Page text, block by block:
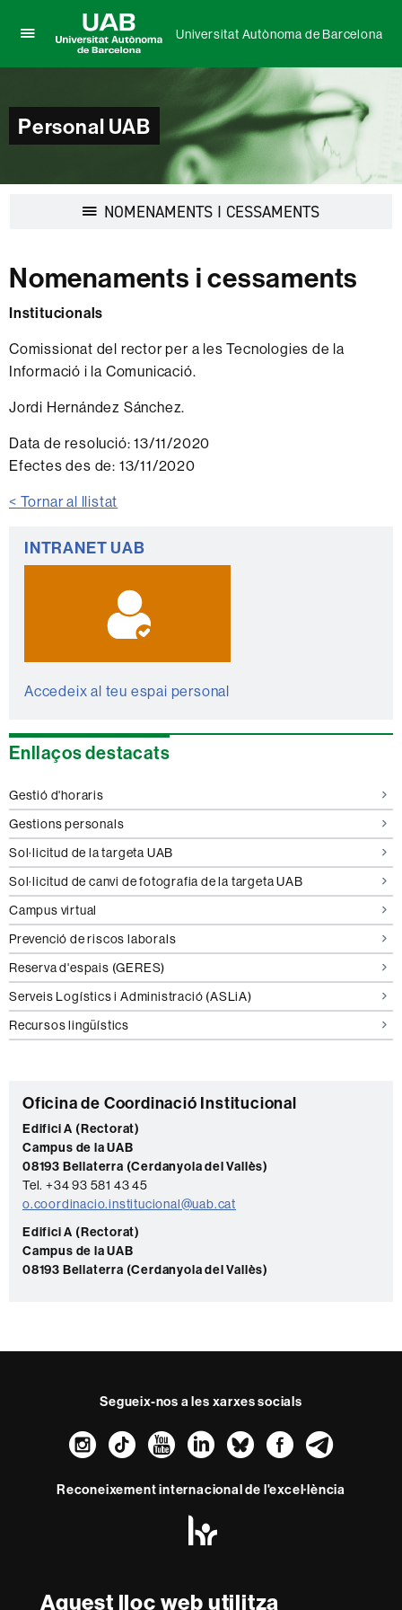
Aquest lloc web utilitza
per
el
menú
de
Barcelona
Barcelona
Universitat Autònoma de Barcelona
Personal UAB
NOMENAMENTS I CESSAMENTS
Nomenaments i cessaments
Institucionals
Comissionat del rector per a les Tecnologies de la
Informació i la Comunicació.
Jordi Hernández Sánchez.
Data de resolució:13/11/2020
Efectes des de: 13/11/2020
< Tornar al llistat
Informació
complementària
INTRANET UAB
Accedeix al teu espai personal
Enllaços destacats
Gestió d'horaris
Gestions personals
Sol·licitud de la targeta UAB
Sol·licitud de canvi de fotografia de la targeta UAB
Campus virtual
Prevenció de riscos laborals
Reserva d'espais (GERES)
Serveis Logístics i Administració (ASLiA)
Recursos lingüístics
C
o
n
t
a
c
t
Oficina de Coordinació Institucional
Edifici A (Rectorat)
Campus de la UAB
08193 Bellaterra (Cerdanyola del Vallès)
Tel. +34 93 581 43 45
o.coordinacio.institucional@uab.cat
Edifici A (Rectorat)
Campus de la UAB
08193 Bellaterra (Cerdanyola del Vallès)
Segueix-nos a les xarxes socials
Instagram
TikTokYouTube
LinkedIn
Bluesky
Reconeixement internacional de l'excel·lència
-
Amb el finançament de